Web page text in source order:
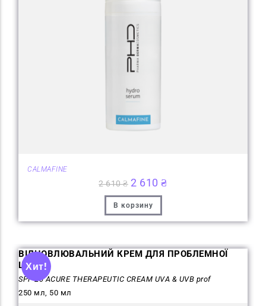
CALMAFINE
2 610₴ 2 610₴
В корзину
Хит!
ВІДНОВЛЮВАЛЬНИЙ КРЕМ ДЛЯ ПРОБЛЕМНОЇ
ШКІРИ
SPF-20 ACURE THERAPEUTIC CREAM UVA & UVB prof
250 мл, 50 мл